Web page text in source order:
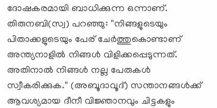
ദോഷകരമായി ബാധിക്കുന്ന ഒന്നാണ്.
തിരുനബി(സ്വ) പറഞ്ഞു: ''നിങ്ങളുടെയും
പിതാക്കളുടെയും പേര് ചേര്‍ത്തുകൊണ്ടാണ്
അന്ത്യനാളില്‍ നിങ്ങള്‍ വിളിക്കപ്പെടുന്നത്.
അതിനാല്‍ നിങ്ങള്‍ നല്ല പേരുകള്‍
സ്വീകരിക്കുക.'' (അബൂദാവൂദ്) സന്താനങ്ങള്‍ക്ക്
ആവശ്യമായ ദീനീ വിജ്ഞാനവും ചിട്ടകളും